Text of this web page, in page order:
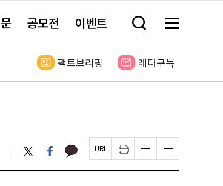
공모전 이벤트 검
창
기
메
전
보
팩트브리핑 레터구독
트
위
터
페
이
스
카
카 페
이
지
인
쇄
하
글
자
크
글
자
크